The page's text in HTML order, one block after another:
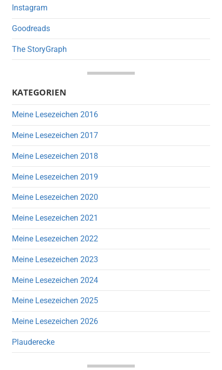
Instagram
Goodreads
The StoryGraph
KATEGORIEN
Meine Lesezeichen 2016
Meine Lesezeichen 2017
Meine Lesezeichen 2018
Meine Lesezeichen 2019
Meine Lesezeichen 2020
Meine Lesezeichen 2021
Meine Lesezeichen 2022
Meine Lesezeichen 2023
Meine Lesezeichen 2024
Meine Lesezeichen 2025
Meine Lesezeichen 2026
Plauderecke